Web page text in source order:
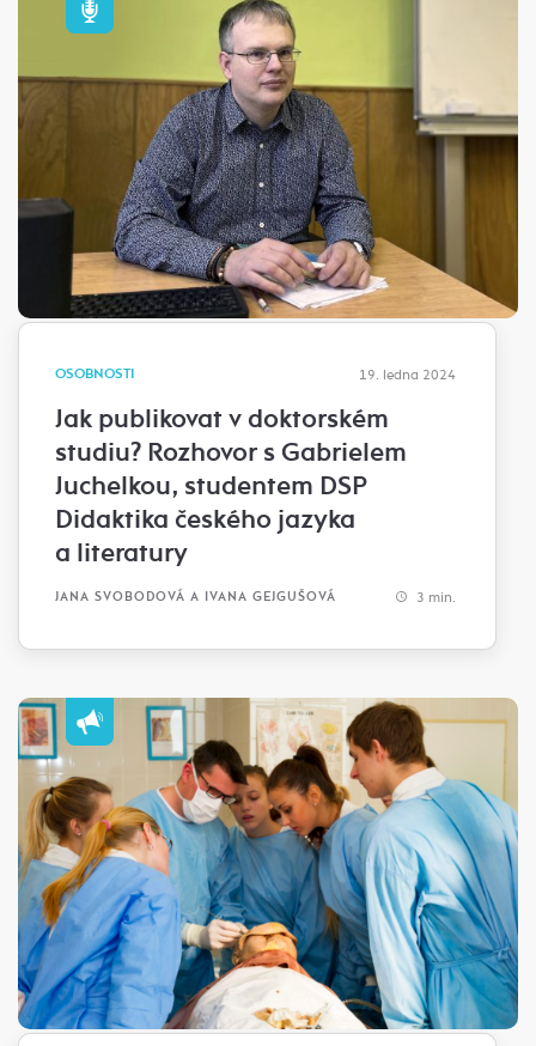
OSOBNOSTI 19. ledna 2024
Jak publikovat v doktorském
studiu? Rozhovor s Gabrielem
Juchelkou, studentem DSP
Didaktika českého jazyka
a literatury
JANA SVOBODOVÁ A IVANA GEJGUŠOVÁ 3 min.